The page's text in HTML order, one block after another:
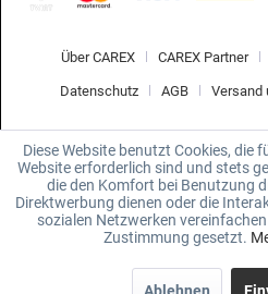
Über CAREX CAREX Partner
Datenschutz AGB Versand
Diese Website benutzt Cookies, die
Website erforderlich sind und stets
die den Komfort bei Benutzung
Direktwerbung dienen oder die
sozialen Netzwerken
Zustimmung gesetzt.